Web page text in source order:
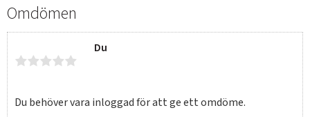
Omdömen
Du